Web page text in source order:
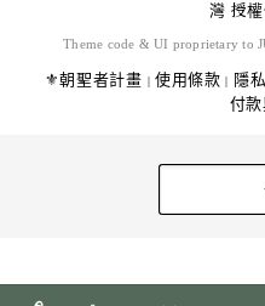
灣 授
Theme code & UI proprietary to
⚜️朝聖者計畫 | 使用條款 | 隱
付